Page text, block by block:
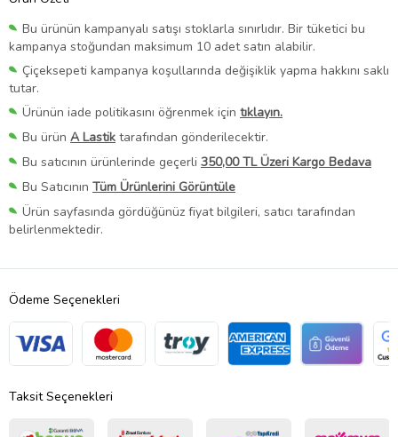
Bu ürünün kampanyalı satışı stoklarla sınırlıdır. Bir tüketici bu
kampanya stoğundan maksimum 10 adet satın alabilir.
Çiçeksepeti kampanya koşullarında değişiklik yapma hakkını saklı
tutar.
Ürünün iade politikasını öğrenmek için tıklayın.
Bu ürün A Lastik tarafından gönderilecektir.
Bu satıcının ürünlerinde geçerli 350,00 TL Üzeri Kargo Bedava
Bu Satıcının Tüm Ürünlerini Görüntüle
Ürün sayfasında gördüğünüz fiyat bilgileri, satıcı tarafından
belirlenmektedir.
Ödeme Seçenekleri
Taksit Seçenekleri